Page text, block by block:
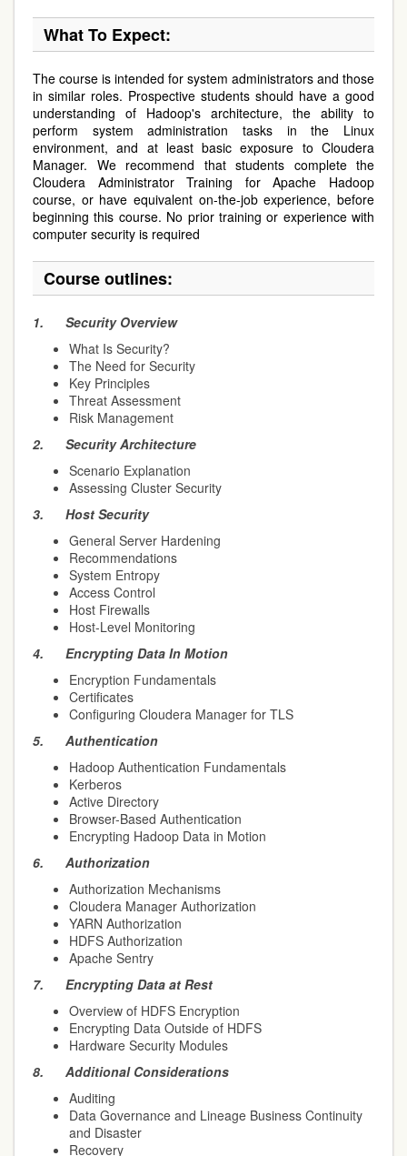
What To Expect:
The course is intended for system administrators and those
in similar roles. Prospective students should have a good
understanding of Hadoop's architecture, the ability to
perform system administration tasks in the Linux
environment, and at least basic exposure to Cloudera
Manager. We recommend that students complete the
Cloudera Administrator Training for Apache Hadoop
course, or have equivalent on-the-job experience, before
beginning this course. No prior training or experience with
computer security is required
Course outlines:
1. Security Overview
What Is Security?
The Need for Security
Key Principles
Threat Assessment
Risk Management
2. Security Architecture
Scenario Explanation
Assessing Cluster Security
3. Host Security
General Server Hardening
Recommendations
System Entropy
Access Control
Host Firewalls
Host-Level Monitoring
4. Encrypting Data In Motion
Encryption Fundamentals
Certificates
Configuring Cloudera Manager for TLS
5. Authentication
Hadoop Authentication Fundamentals
Kerberos
Active Directory
Browser-Based Authentication
Encrypting Hadoop Data in Motion
6. Authorization
Authorization Mechanisms
Cloudera Manager Authorization
YARN Authorization
HDFS Authorization
Apache Sentry
7. Encrypting Data at Rest
Overview of HDFS Encryption
Encrypting Data Outside of HDFS
Hardware Security Modules
8. Additional Considerations
Auditing
Data Governance and Lineage Business Continuity
and Disaster
Recovery